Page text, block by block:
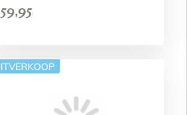
59,95